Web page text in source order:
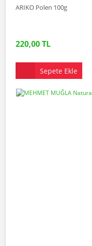
ARIKO Polen 100g
220,00 TL
Sepete Ekle